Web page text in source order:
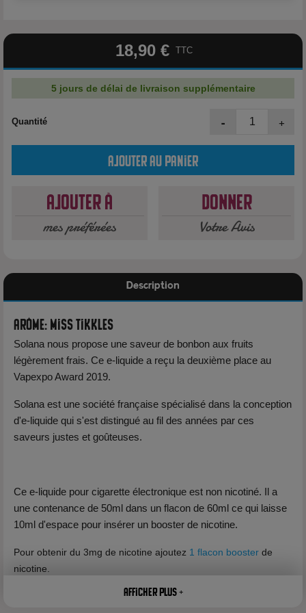
18,90 € TTC
5 jours de délai de livraison supplémentaire
Quantité - +
Ajouter au panier
Ajouter à
mes préférées
Donner
Votre Avis
Description
Arôme: Miss Tikkles
Solana nous propose une saveur de bonbon aux fruits
légèrement frais. Ce e-liquide a reçu la deuxième place au
Vapexpo Award 2019.
Solana est une société française spécialisé dans la conception
d'e-liquide qui s'est distingué au fil des années par ces
saveurs justes et goûteuses.
Ce e-liquide pour cigarette électronique est non nicotiné. Il a
une contenance de 50ml dans un flacon de 60ml ce qui laisse
10ml d'espace pour insérer un booster de nicotine.
Pour obtenir du 3mg de nicotine ajoutez 1 flacon booster de
nicotine.
Afficher plus +